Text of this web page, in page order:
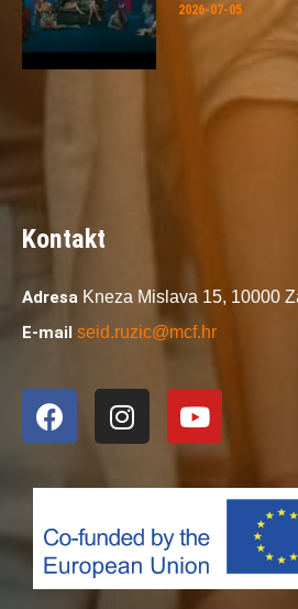
2026-07-05
Kontakt
Adresa Kneza Mislava 15, 10000
E-mail seid.ruzic@mcf.hr